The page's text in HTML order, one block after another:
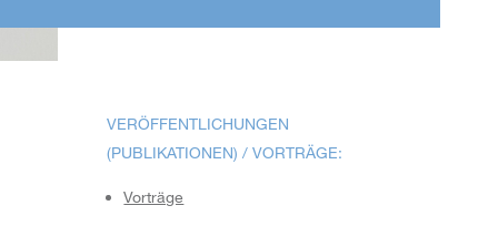
VERÖFFENTLICHUNGEN
(PUBLIKATIONEN) / VORTRÄGE:
Vorträge